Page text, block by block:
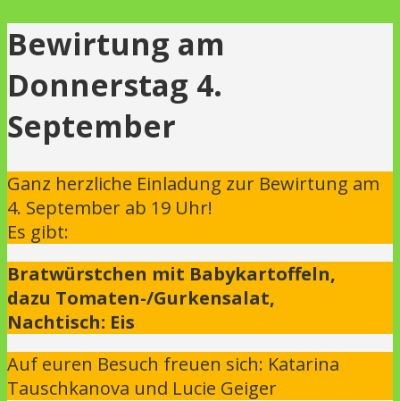
Bewirtung am
Donnerstag 4.
September
Ganz herzliche Einladung zur Bewirtung am
4. September ab 19 Uhr!
Es gibt:
Bratwürstchen mit Babykartoffeln,
dazu Tomaten-/Gurkensalat,
Nachtisch: Eis
Auf euren Besuch freuen sich: Katarina
Tauschkanova und Lucie Geiger